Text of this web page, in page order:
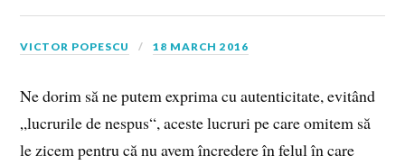
VICTOR POPESCU 18 MARCH 2016
Ne dorim să ne putem exprima cu autenticitate, evitând
„lucrurile de nespus“, aceste lucruri pe care omitem să
le zicem pentru că nu avem încredere în felul în care